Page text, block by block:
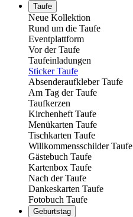
Taufe
Neue Kollektion
Rund um die Taufe
Eventplattform
Vor der Taufe
Taufeinladungen
Sticker Taufe
Absenderaufkleber Taufe
Am Tag der Taufe
Taufkerzen
Kirchenheft Taufe
Menükarten Taufe
Tischkarten Taufe
Willkommensschilder Taufe
Gästebuch Taufe
Kartenbox Taufe
Nach der Taufe
Dankeskarten Taufe
Fotobuch Taufe
Geburtstag